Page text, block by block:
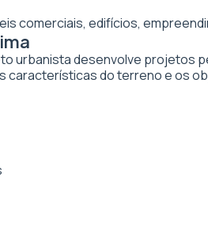
comerciais, edifícios,
urbanista desenvolve projetos
características do terreno e os